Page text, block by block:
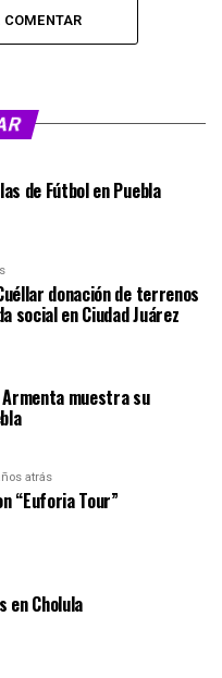
de Fútbol en Puebla
donación de terrenos
social en Ciudad Juárez
muestra su
atrás
“Euforia Tour”
en Cholula